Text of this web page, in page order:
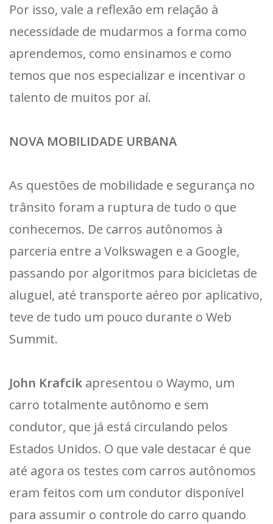
Por isso, vale a reflexão em relação à
necessidade de mudarmos a forma como
aprendemos, como ensinamos e como
temos que nos especializar e incentivar o
talento de muitos por aí.
NOVA MOBILIDADE URBANA
As questões de mobilidade e segurança no
trânsito foram a ruptura de tudo o que
conhecemos. De carros autônomos à
parceria entre a Volkswagen e a Google,
passando por algoritmos para bicicletas de
aluguel, até transporte aéreo por aplicativo,
teve de tudo um pouco durante o Web
Summit.
John Krafcik apresentou o Waymo, um
carro totalmente autônomo e sem
condutor, que já está circulando pelos
Estados Unidos. O que vale destacar é que
até agora os testes com carros autônomos
eram feitos com um condutor disponível
para assumir o controle do carro quando